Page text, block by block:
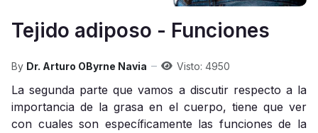
Tejido adiposo - Funciones
By Dr. Arturo OByrne Navia Visto: 4950
La segunda parte que vamos a discutir respecto a la
importancia de la grasa en el cuerpo, tiene que ver
con cuales son específicamente las funciones de la